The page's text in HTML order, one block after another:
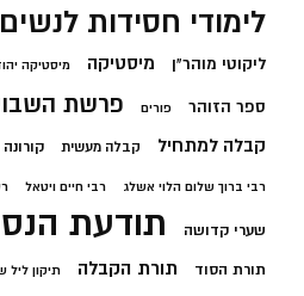
לימודי חסידות לנשים
ליקוטי מוהר"ן מיסטיקה מיסטיקה
ספר הזוהר פורים פרשת
קבלה למתחיל קבלה מעשית קורונה
רבי ברוך שלום הלוי אשלג רבי חיים ויטאל
שערי קדושה תודעת
תורת הסוד תורת הקבלה תיקון ליל